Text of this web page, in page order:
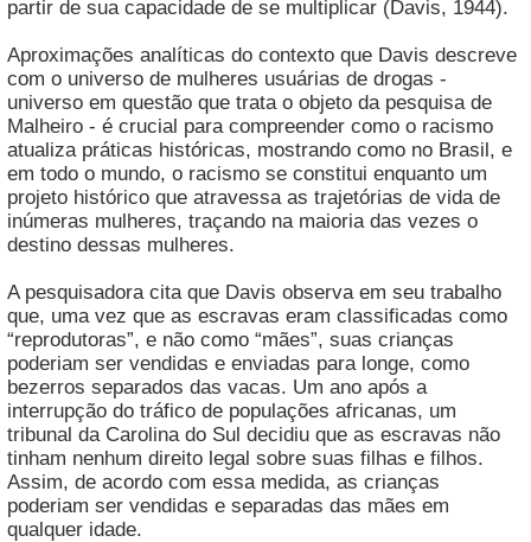
partir de sua capacidade de se multiplicar (Davis, 1944).
Aproximações analíticas do contexto que Davis descreve
com o universo de mulheres usuárias de drogas -
universo em questão que trata o objeto da pesquisa de
Malheiro - é crucial para compreender como o racismo
atualiza práticas históricas, mostrando como no Brasil, e
em todo o mundo, o racismo se constitui enquanto um
projeto histórico que atravessa as trajetórias de vida de
inúmeras mulheres, traçando na maioria das vezes o
destino dessas mulheres.
A pesquisadora cita que Davis observa em seu trabalho
que, uma vez que as escravas eram classificadas como
“reprodutoras”, e não como “mães”, suas crianças
poderiam ser vendidas e enviadas para longe, como
bezerros separados das vacas. Um ano após a
interrupção do tráfico de populações africanas, um
tribunal da Carolina do Sul decidiu que as escravas não
tinham nenhum direito legal sobre suas filhas e filhos.
Assim, de acordo com essa medida, as crianças
poderiam ser vendidas e separadas das mães em
qualquer idade.